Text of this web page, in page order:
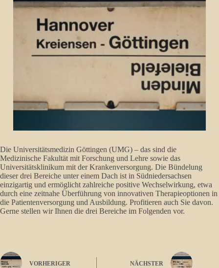
Die Universitätsmedizin Göttingen (UMG) – das sind die
Medizinische Fakultät mit Forschung und Lehre sowie das
Universitätsklinikum mit der Krankenversorgung. Die Bündelung
dieser drei Bereiche unter einem Dach ist in Südniedersachsen
einzigartig und ermöglicht zahlreiche positive Wechselwirkung, etwa
durch eine zeitnahe Überführung von innovativen Therapieoptionen in
die Patientenversorgung und Ausbildung. Profitieren auch Sie davon.
Gerne stellen wir Ihnen die drei Bereiche im Folgenden vor.
VORHERIGER NÄCHSTER